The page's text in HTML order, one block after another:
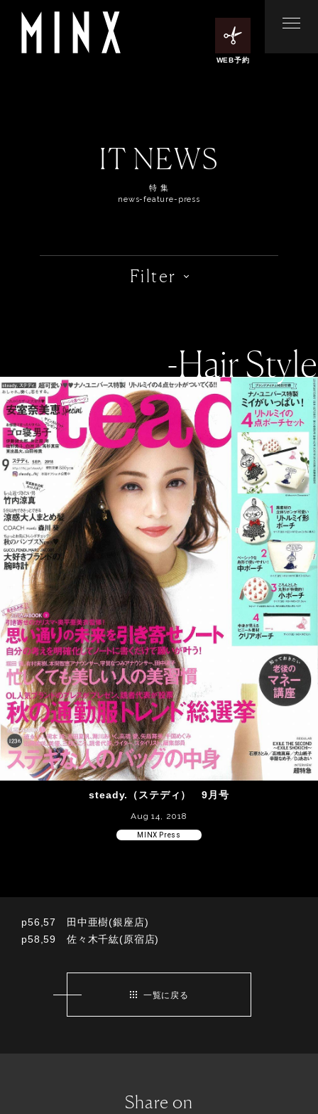
WEB予約
IT NEWS
特 集
news-feature-press
Filter
-Hair Style
steady.（ステディ） 9月号
Aug 14, 2018
MINX Press
p56,57 田中亜樹(銀座店)
p58,59 佐々木千紘(原宿店)
一覧に戻る
Share on